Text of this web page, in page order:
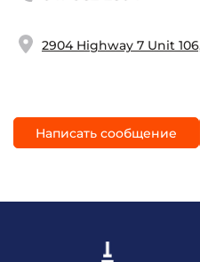
2904 Highway 7 Unit
Написать сообщение